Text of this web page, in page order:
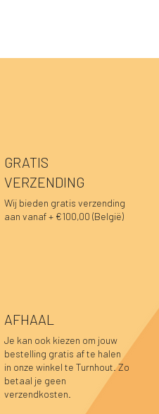
GRATIS
VERZENDING
Wij bieden gratis verzending
aan vanaf + €100,00 (België)
AFHAAL
Je kan ook kiezen om jouw
bestelling gratis af te halen
in onze winkel te Turnhout. Zo
betaal je geen
verzendkosten.